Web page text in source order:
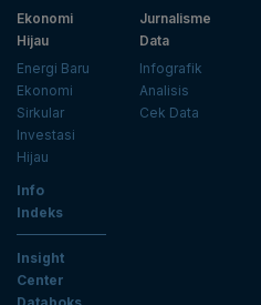
Ekonomi
Hijau
Energi Baru
Ekonomi
Sirkular
Investasi
Hijau
Jurnalisme
Data
Infografik
Analisis
Cek Data
Info
Indeks
Insight
Center